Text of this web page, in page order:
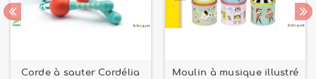
Corde à sauter Cordélia
Moulin à musique illustré